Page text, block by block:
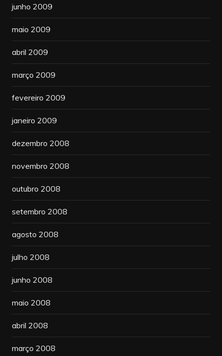
junho 2009
maio 2009
abril 2009
março 2009
fevereiro 2009
janeiro 2009
dezembro 2008
novembro 2008
outubro 2008
setembro 2008
agosto 2008
julho 2008
junho 2008
maio 2008
abril 2008
março 2008